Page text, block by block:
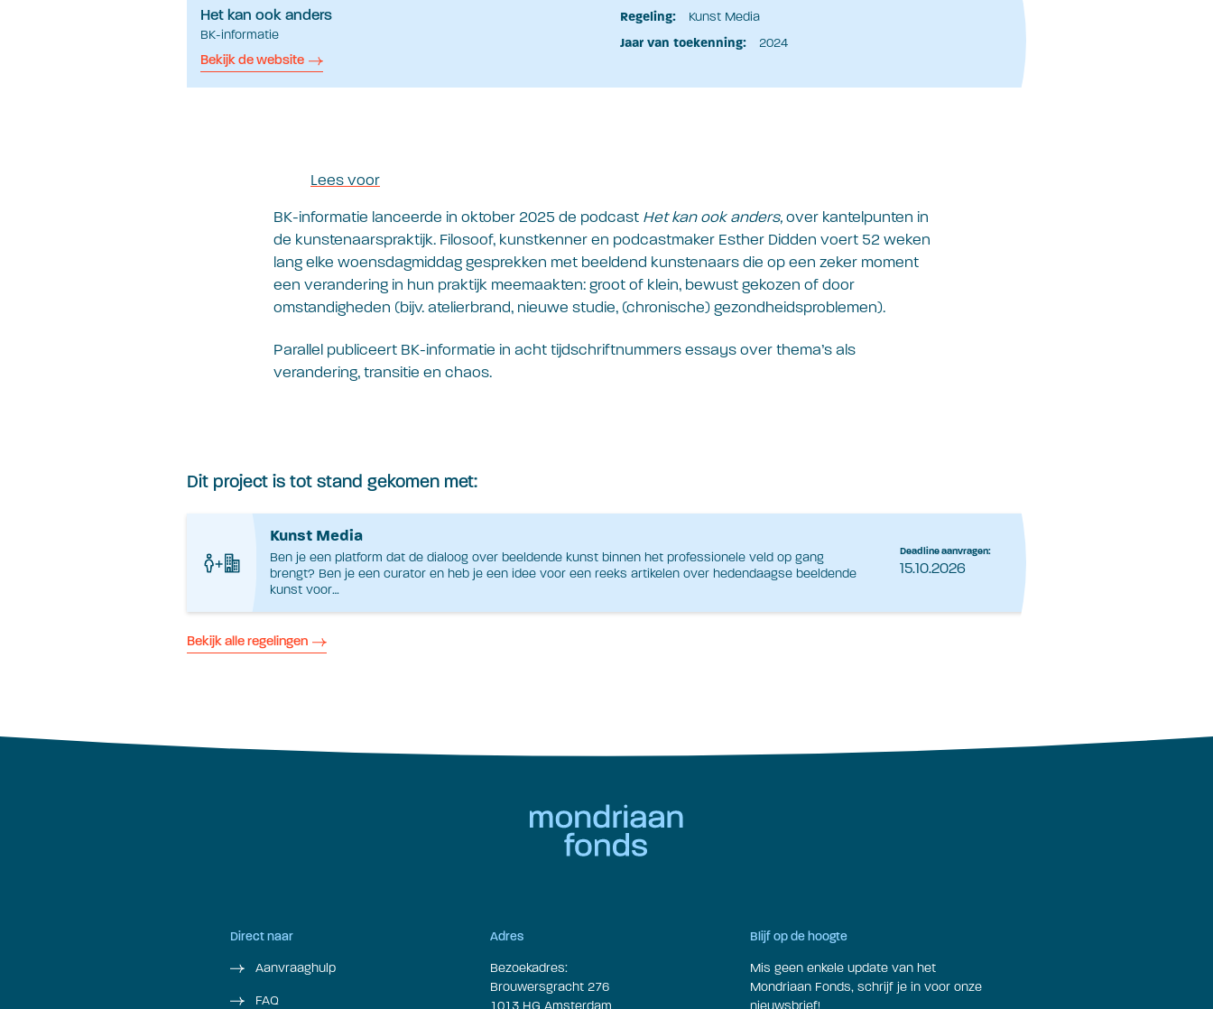
Het kan ook anders
BK-informatie
Bekijk de website
Regeling:
Kunst Media
Jaar van toekenning:
2024
Lees voor
BK-informatie lanceerde in oktober 2025 de podcast Het kan ook anders, over kantelpunten in
de kunstenaarspraktijk. Filosoof, kunstkenner en podcastmaker Esther Didden voert 52 weken
lang elke woensdagmiddag gesprekken met beeldend kunstenaars die op een zeker moment
een verandering in hun praktijk meemaakten: groot of klein, bewust gekozen of door
omstandigheden (bijv. atelierbrand, nieuwe studie, (chronische) gezondheidsproblemen).
Parallel publiceert BK-informatie in acht tijdschriftnummers essays over thema’s als
verandering, transitie en chaos.
Dit project is tot stand gekomen met:
Kunst Media
Ben je een platform dat de dialoog over beeldende kunst binnen het professionele veld op gang
brengt? Ben je een curator en heb je een idee voor een reeks artikelen over hedendaagse beeldende
kunst voor…
Deadline aanvragen:
15.10.2026
Bekijk alle regelingen
Direct naar
Aanvraaghulp
FAQ
Adres
Bezoekadres:
Brouwersgracht 276
1013 HG Amsterdam
Blijf op de hoogte
Mis geen enkele update van het
Mondriaan Fonds, schrijf je in voor onze
nieuwsbrief!